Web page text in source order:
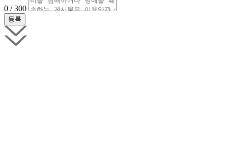
0 / 300